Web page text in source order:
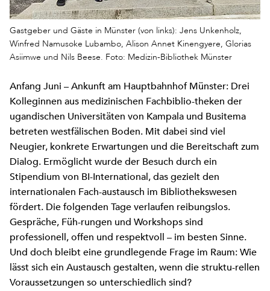
Gastgeber und Gäste in Münster (von links): Jens Unkenholz,
Winfred Namusoke Lubambo, Alison Annet Kinengyere, Glorias
Asiimwe und Nils Beese. Foto: Medizin-Bibliothek Münster
Anfang Juni – Ankunft am Hauptbahnhof Münster: Drei
Kolleginnen aus medizinischen Fachbiblio-theken der
ugandischen Universitäten von Kampala und Busitema
betreten westfälischen Boden. Mit dabei sind viel
Neugier, konkrete Erwartungen und die Bereitschaft zum
Dialog. Ermöglicht wurde der Besuch durch ein
Stipendium von BI-International, das gezielt den
internationalen Fach-austausch im Bibliothekswesen
fördert. Die folgenden Tage verlaufen reibungslos.
Gespräche, Füh-rungen und Workshops sind
professionell, offen und respektvoll – im besten Sinne.
Und doch bleibt eine grundlegende Frage im Raum: Wie
lässt sich ein Austausch gestalten, wenn die struktu-rellen
Voraussetzungen so unterschiedlich sind?